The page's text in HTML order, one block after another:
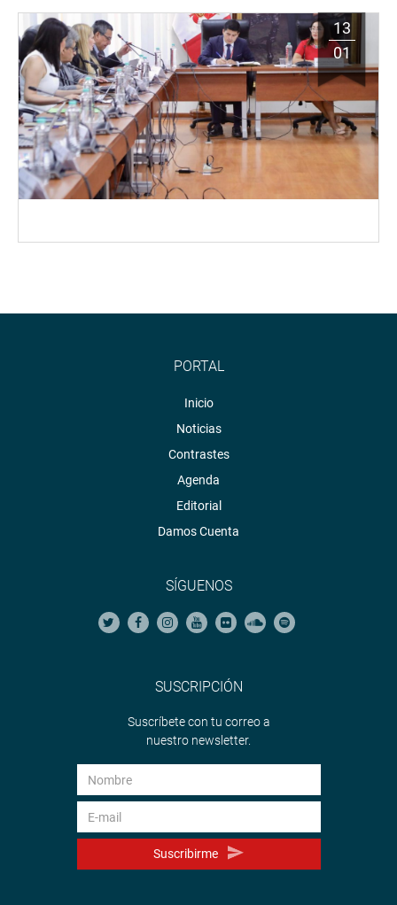
13
01
PORTAL
Inicio
Noticias
Contrastes
Agenda
Editorial
Damos Cuenta
SÍGUENOS
SUSCRIPCIÓN
Suscríbete con tu correo a
nuestro newsletter.
Suscribirme